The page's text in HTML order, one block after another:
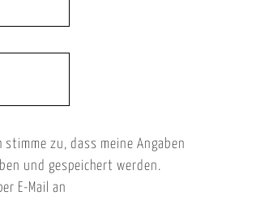
zu, dass meine Angaben
und gespeichert werden.
E-Mail an